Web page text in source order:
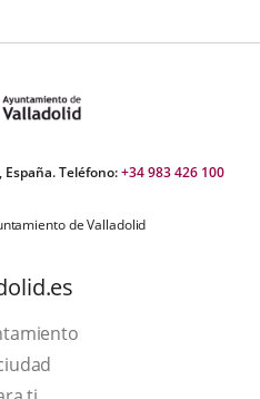
España. Teléfono:+34 983 426 100
de Valladolid